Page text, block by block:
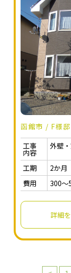
函館市 / F様邸
工事
内容
外壁
工期
2か月
費用
300～
詳細